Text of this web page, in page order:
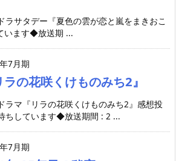
ラサタデー『夏色の雲が恋と嵐をまきおこ
います◆放送期 ...
7月期
ラの花咲くけものみち2』
ラマ『リラの花咲くけものみち2』感想投
ちしています◆放送期間 : 2 ...
7月期